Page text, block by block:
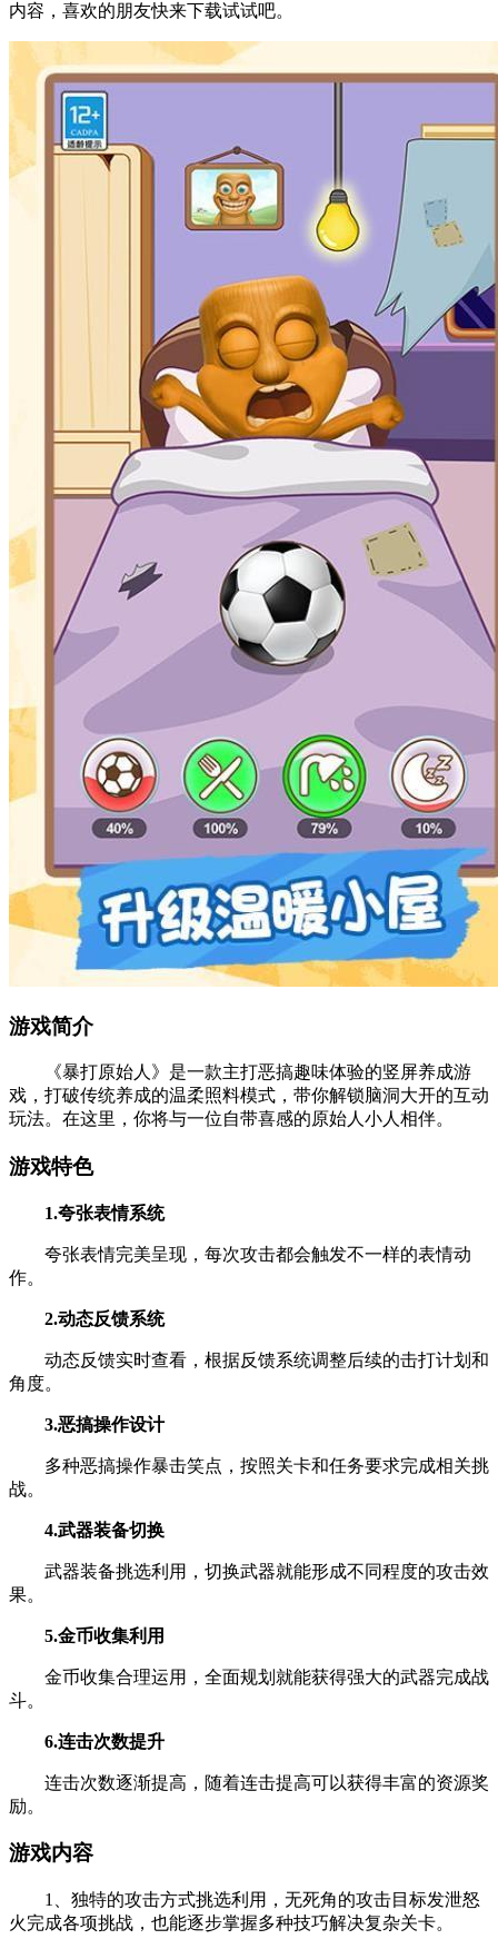
内容，喜欢的朋友快来下载试试吧。
游戏简介
《暴打原始人》是一款主打恶搞趣味体验的竖屏养成游
戏，打破传统养成的温柔照料模式，带你解锁脑洞大开的互动
玩法。在这里，你将与一位自带喜感的原始人小人相伴。
游戏特色
1.夸张表情系统
夸张表情完美呈现，每次攻击都会触发不一样的表情动
作。
2.动态反馈系统
动态反馈实时查看，根据反馈系统调整后续的击打计划和
角度。
3.恶搞操作设计
多种恶搞操作暴击笑点，按照关卡和任务要求完成相关挑
战。
4.武器装备切换
武器装备挑选利用，切换武器就能形成不同程度的攻击效
果。
5.金币收集利用
金币收集合理运用，全面规划就能获得强大的武器完成战
斗。
6.连击次数提升
连击次数逐渐提高，随着连击提高可以获得丰富的资源奖
励。
游戏内容
1、独特的攻击方式挑选利用，无死角的攻击目标发泄怒
火完成各项挑战，也能逐步掌握多种技巧解决复杂关卡。